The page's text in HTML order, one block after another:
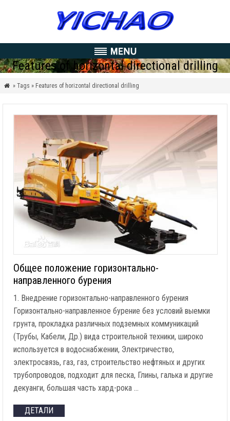
Features of horizontal directional drilling
 » Tags » Features of horizontal directional drilling
Общее положение горизонтально-
направленного бурения
1. Внедрение горизонтально-направленного бурения
Горизонтально-направленное бурение без условий выемки
грунта, прокладка различных подземных коммуникаций
(Трубы, Кабели, Др.) вида строительной техники, широко
используется в водоснабжении, Электричество,
электросвязь, газ, газ, строительство нефтяных и других
трубопроводов, подходит для песка, Глины, галька и другие
декуанги, большая часть хард-рока …
ДЕТАЛИ